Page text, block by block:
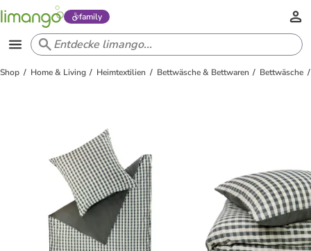
family
Shop Home & Living Heimtextilien Bettwäsche & Bettwaren Bettwäsche